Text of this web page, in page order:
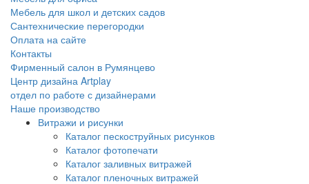
Мебель для школ и детских садов
Сантехнические перегородки
Оплата на сайте
Контакты
Фирменный салон в Румянцево
Центр дизайна Artplay
отдел по работе с дизайнерами
Наше производство
Витражи и рисунки
Каталог пескоструйных рисунков
Каталог фотопечати
Каталог заливных витражей
Каталог пленочных витражей